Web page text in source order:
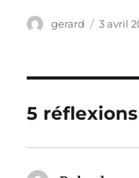
Auteur
gerard
Publié
3 avril
5